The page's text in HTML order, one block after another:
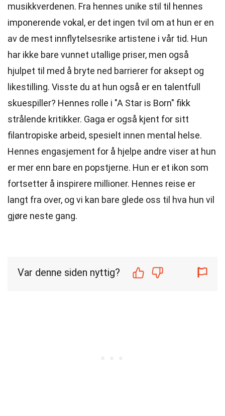
musikkverdenen. Fra hennes unike stil til hennes
imponerende vokal, er det ingen tvil om at hun er en
av de mest innflytelsesrike artistene i vår tid. Hun
har ikke bare vunnet utallige priser, men også
hjulpet til med å bryte ned barrierer for aksept og
likestilling. Visste du at hun også er en talentfull
skuespiller? Hennes rolle i "A Star is Born" fikk
strålende kritikker. Gaga er også kjent for sitt
filantropiske arbeid, spesielt innen mental helse.
Hennes engasjement for å hjelpe andre viser at hun
er mer enn bare en popstjerne. Hun er et ikon som
fortsetter å inspirere millioner. Hennes reise er
langt fra over, og vi kan bare glede oss til hva hun vil
gjøre neste gang.
Var denne siden nyttig?